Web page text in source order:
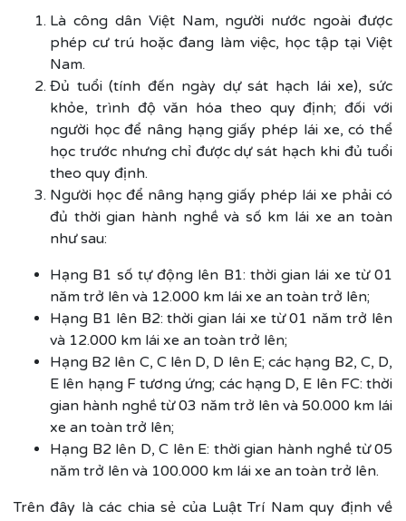
Là công dân Việt Nam, người nước ngoài được
phép cư trú hoặc đang làm việc, học tập tại Việt
Nam.
Đủ tuổi (tính đến ngày dự sát hạch lái xe), sức
khỏe, trình độ văn hóa theo quy định; đối với
người học để nâng hạng giấy phép lái xe, có thể
học trước nhưng chỉ được dự sát hạch khi đủ tuổi
theo quy định.
Người học để nâng hạng giấy phép lái xe phải có
đủ thời gian hành nghề và số km lái xe an toàn
như sau:
Hạng B1 số tự động lên B1: thời gian lái xe từ 01
năm trở lên và 12.000 km lái xe an toàn trở lên;
Hạng B1 lên B2: thời gian lái xe từ 01 năm trở lên
và 12.000 km lái xe an toàn trở lên;
Hạng B2 lên C, C lên D, D lên E; các hạng B2, C, D,
E lên hạng F tương ứng; các hạng D, E lên FC: thời
gian hành nghề từ 03 năm trở lên và 50.000 km lái
xe an toàn trở lên;
Hạng B2 lên D, C lên E: thời gian hành nghề từ 05
năm trở lên và 100.000 km lái xe an toàn trở lên.
Trên đây là các chia sẻ của Luật Trí Nam quy định về